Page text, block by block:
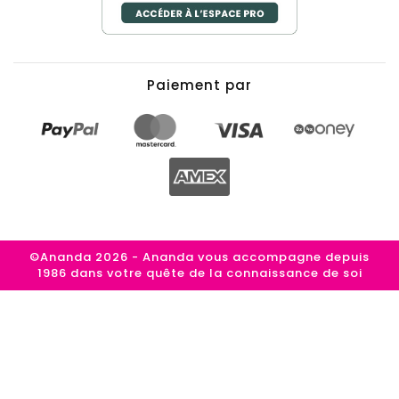
Paiement par
©Ananda 2026 - Ananda vous accompagne depuis
1986 dans votre quête de la connaissance de soi